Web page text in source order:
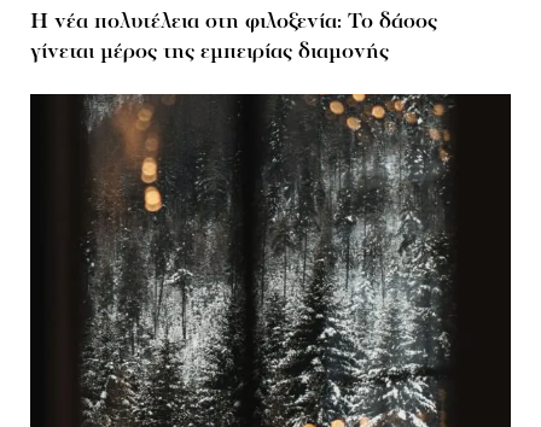
Η νέα πολυτέλεια στη φιλοξενία: Το δάσος
γίνεται μέρος της εμπειρίας διαμονής